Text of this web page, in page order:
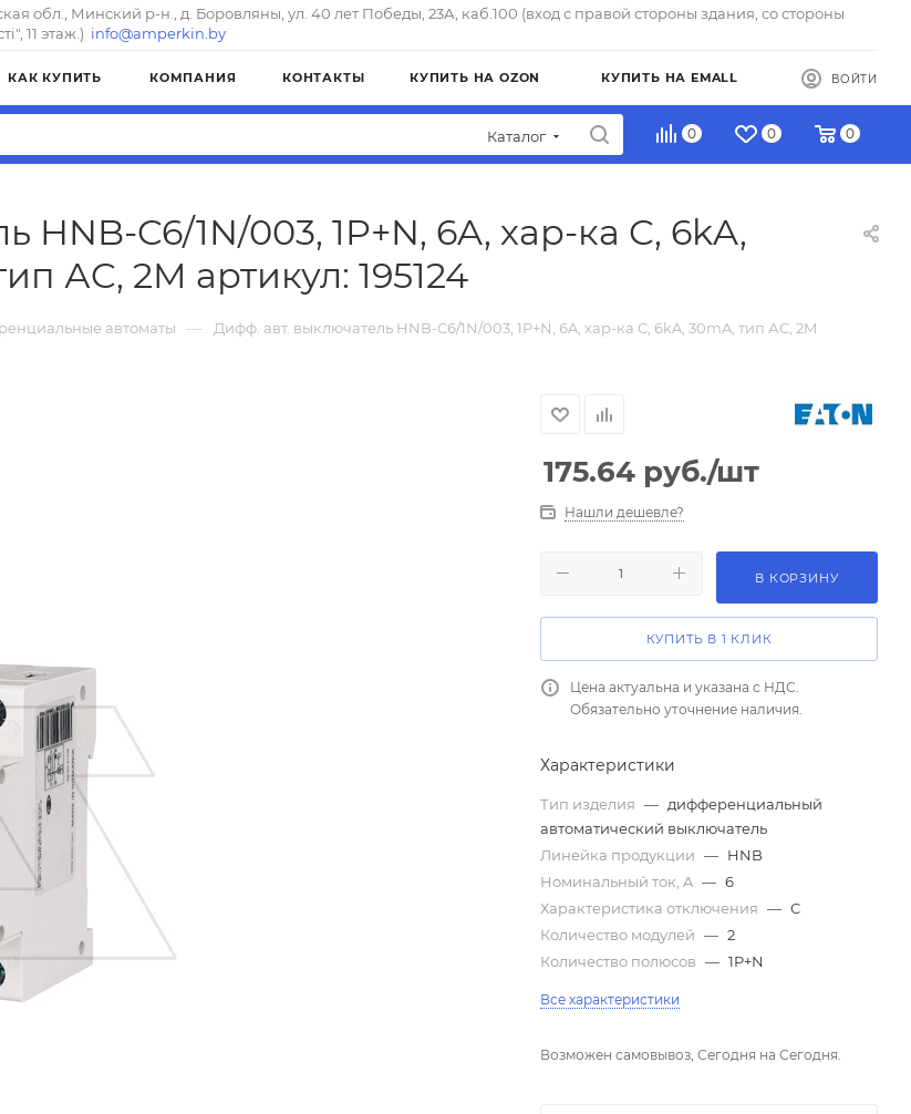
обл., Минский р-н., д. Боровляны, ул. 40 лет Победы, 23А, каб.100 (вход с правой стороны здания, со стороны
11 этаж.) info@amperkin.by
КАК КУПИТЬ КОМПАНИЯ КОНТАКТЫ КУПИТЬ НА OZON КУПИТЬ НА EMALL ВОЙТИ
Каталог 0 0 0
C6/1N/003, 1P+N, 6A, хар-ка C, 6kA,
АC, 2M артикул: 195124
автоматы — Дифф. авт. выключатель HNB-C6/1N/003, 1P+N, 6A, хар-ка C, 6kA, 30mA, тип АC, 2M
175.64 руб./шт
Нашли дешевле?
В КОРЗИНУ
КУПИТЬ В 1 КЛИК
Цена актуальна и указана с НДС.
Обязательно уточнение наличия.
Характеристики
Тип изделия — дифференциальный
автоматический выключатель
Линейка продукции — HNB
Номинальный ток, A — 6
Характеристика отключения — C
Количество модулей — 2
Количество полюсов — 1P+N
Все характеристики
Возможен самовывоз, Сегодня на Сегодня.